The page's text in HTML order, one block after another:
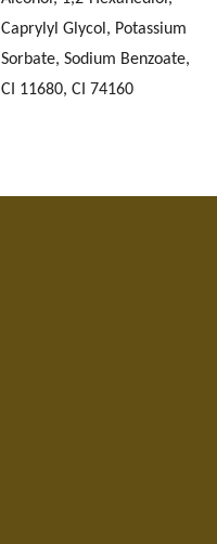
Caprylyl Glycol, Potassium
Sorbate, Sodium Benzoate,
CI 11680, CI 74160